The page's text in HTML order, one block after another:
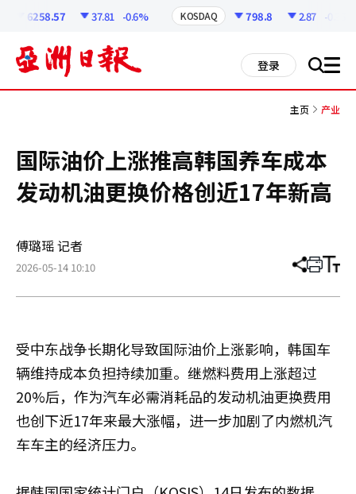
6258.57 37.81 -0.6% KOSDAQ 798.8 2.87 -0.36%
登录 搜 all
主页 产业
国际油价上涨推高韩国养车成本
发动机油更换价格创近17年新高
傅璐瑶 记者
2026-05-14 10:10 分
章
打 调
小
受中东战争长期化导致国际油价上涨影响，韩国车
辆维持成本负担持续加重。继燃料费用上涨超过
20%后，作为汽车必需消耗品的发动机油更换费用
也创下近17年来最大涨幅，进一步加剧了内燃机汽
车车主的经济压力。